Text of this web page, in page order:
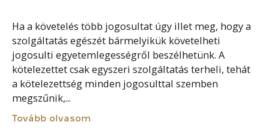
Ha a követelés több jogosultat úgy illet meg, hogy a
szolgáltatás egészét bármelyikük követelheti
jogosulti egyetemlegességről beszélhetünk. A
kötelezettet csak egyszeri szolgáltatás terheli, tehát
a kötelezettség minden jogosulttal szemben
megszűnik,...
Tovább olvasom